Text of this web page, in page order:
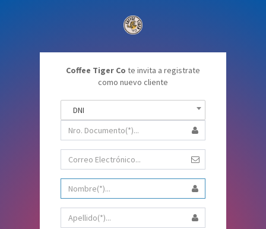
Coffee Tiger Co te invita a registrate
como nuevo cliente
DNI